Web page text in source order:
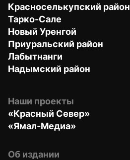
Красноселькупский район
Тарко-Сале
Новый Уренгой
Приуральский район
Лабытнанги
Надымский район
Наши проекты
«Красный Север»
«Ямал-Медиа»
Об издании